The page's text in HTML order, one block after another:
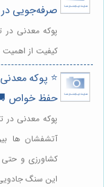
صرفه‌جویی در
پوکه معدنی در
کیفیت از
⭐️ پوکه
حفظ خواص
پوکه معدنی در
آتشفشان ها
کشاورزی و حتی
این سنگ